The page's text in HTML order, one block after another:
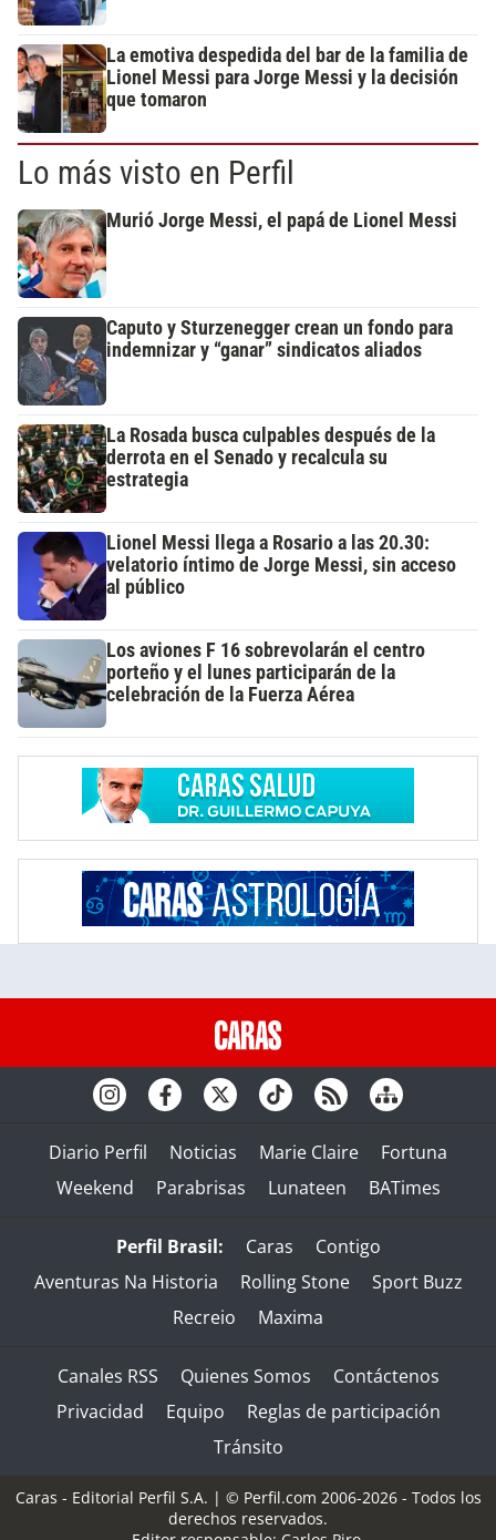
La emotiva despedida del bar de la familia de
Lionel Messi para Jorge Messi y la decisión
que tomaron
Lo más visto en Perfil
Murió Jorge Messi, el papá de Lionel Messi
Caputo y Sturzenegger crean un fondo para
indemnizar y “ganar” sindicatos aliados
La Rosada busca culpables después de la
derrota en el Senado y recalcula su
estrategia
Lionel Messi llega a Rosario a las 20.30:
velatorio íntimo de Jorge Messi, sin acceso
al público
Los aviones F 16 sobrevolarán el centro
porteño y el lunes participarán de la
celebración de la Fuerza Aérea
Diario Perfil Noticias Marie Claire
Fortuna
Weekend
Parabrisas Lunateen BATimes
Perfil Brasil: Caras
Contigo
Aventuras Na Historia
Rolling Stone
Sport Buzz
Recreio
Maxima
Canales RSS Quienes Somos
Contáctenos
Privacidad
Equipo
Reglas de participación
Tránsito
Caras - Editorial Perfil S.A. | © Perfil.com 2006-2026 - Todos los
derechos reservados.